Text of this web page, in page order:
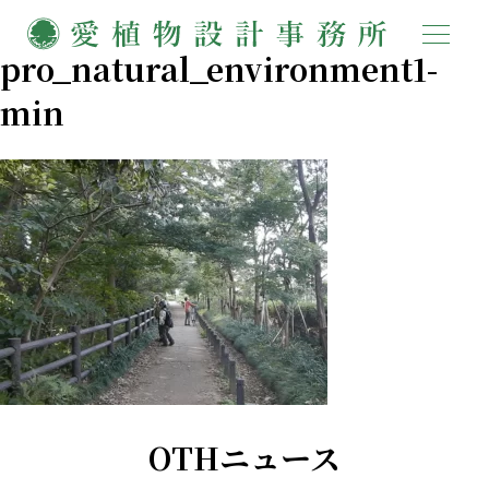
pro_natural_environment1-
min
OTHニュース